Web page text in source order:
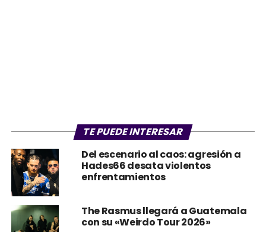
TE PUEDE INTERESAR
Del escenario al caos: agresión a
Hades66 desata violentos
enfrentamientos
The Rasmus llegará a Guatemala
con su «Weirdo Tour 2026»